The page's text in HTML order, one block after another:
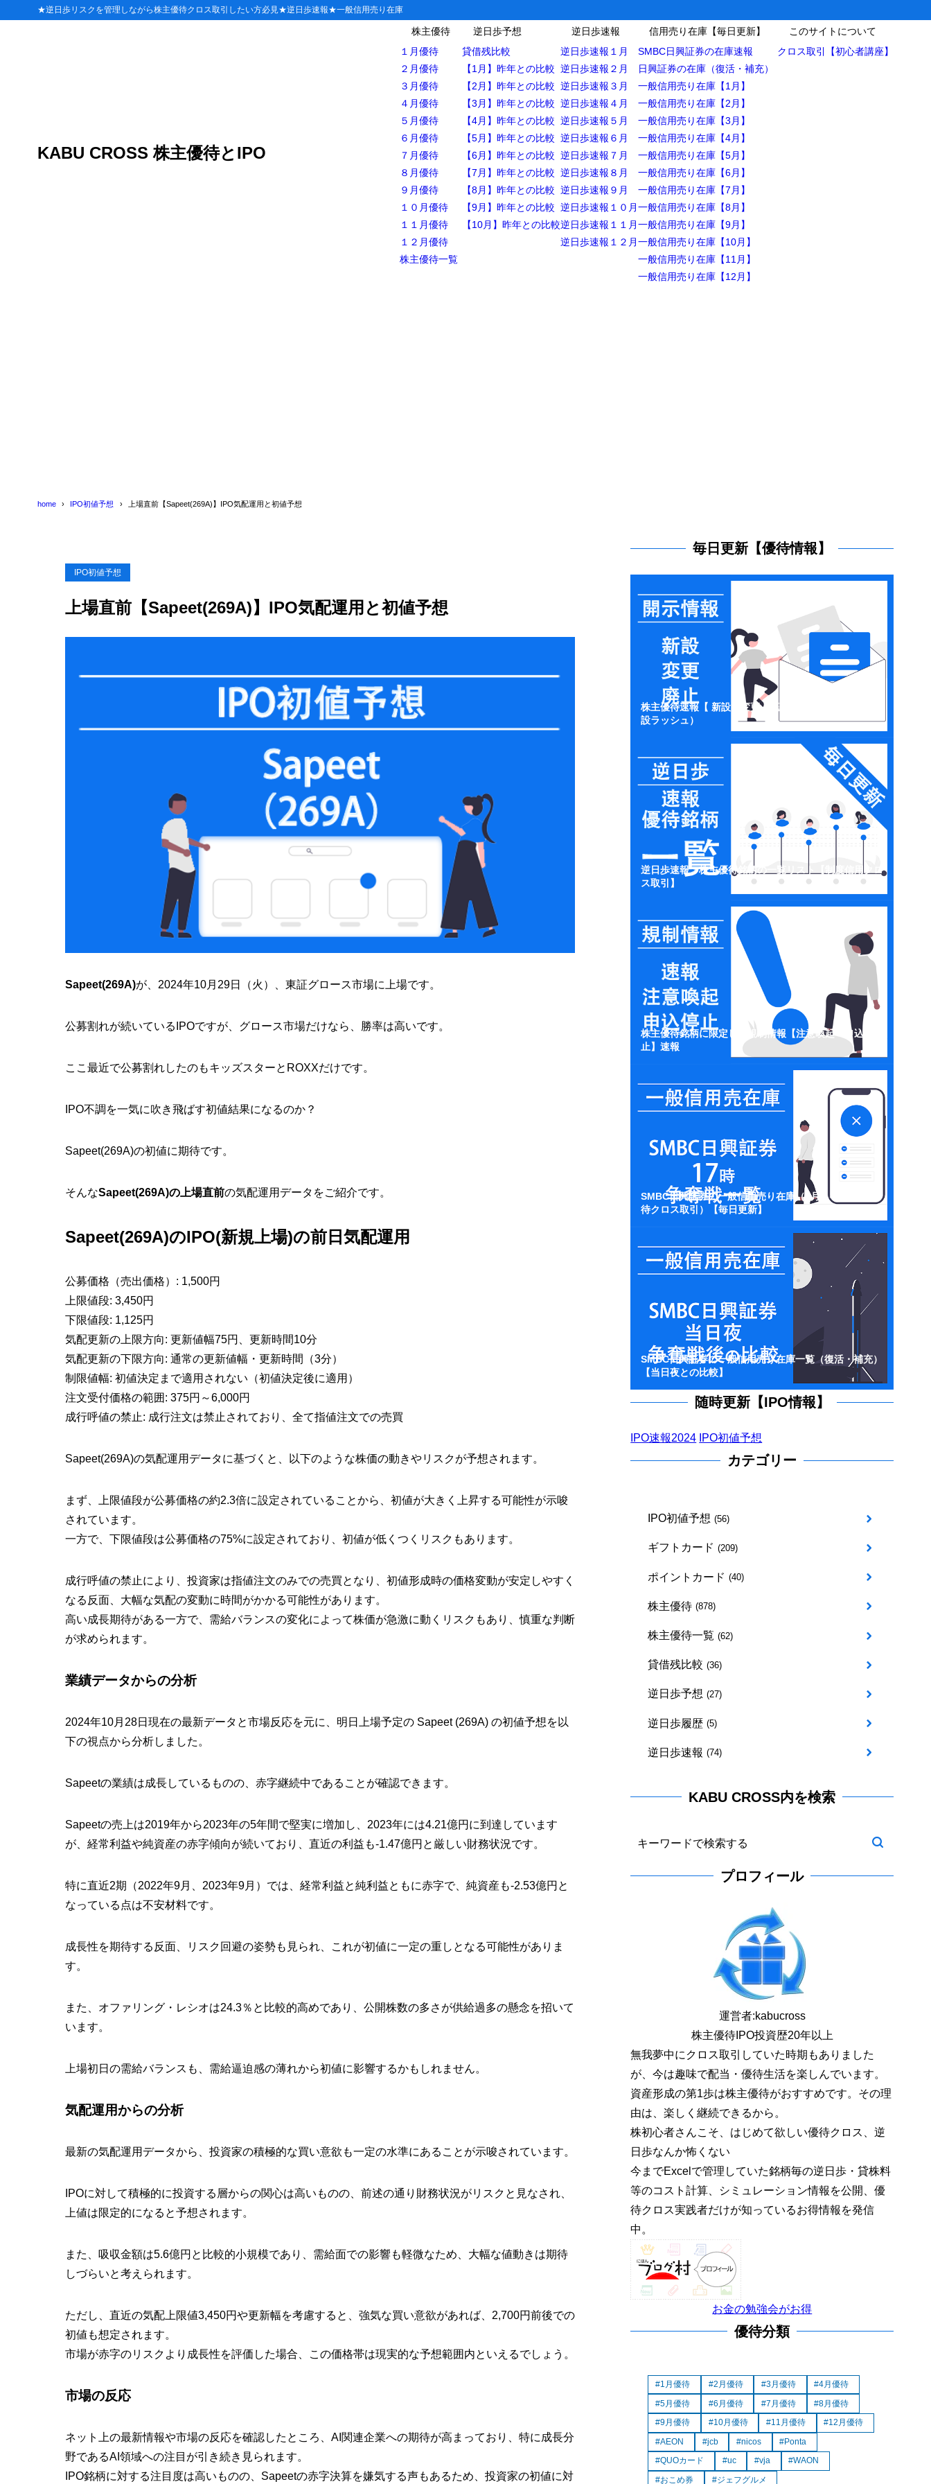
★逆日歩リスクを管理しながら株主優待クロス取引したい方必見★逆日歩速報★一般信用売り在庫
KABU CROSS 株主優待とIPO
株主優待
１月優待
２月優待
３月優待
４月優待
５月優待
６月優待
７月優待
８月優待
９月優待
１０月優待
１１月優待
１２月優待
株主優待一覧
逆日歩予想
貸借残比較
【1月】昨年との比較
【2月】昨年との比較
【3月】昨年との比較
【4月】昨年との比較
【5月】昨年との比較
【6月】昨年との比較
【7月】昨年との比較
【8月】昨年との比較
【9月】昨年との比較
【10月】昨年との比較
逆日歩速報
逆日歩速報１月
逆日歩速報２月
逆日歩速報３月
逆日歩速報４月
逆日歩速報５月
逆日歩速報６月
逆日歩速報７月
逆日歩速報８月
逆日歩速報９月
逆日歩速報１０月
逆日歩速報１１月
逆日歩速報１２月
信用売り在庫【毎日更新】
SMBC日興証券の在庫速報
日興証券の在庫（復活・補充）
一般信用売り在庫【1月】
一般信用売り在庫【2月】
一般信用売り在庫【3月】
一般信用売り在庫【4月】
一般信用売り在庫【5月】
一般信用売り在庫【6月】
一般信用売り在庫【7月】
一般信用売り在庫【8月】
一般信用売り在庫【9月】
一般信用売り在庫【10月】
一般信用売り在庫【11月】
一般信用売り在庫【12月】
このサイトについて
クロス取引【初心者講座】
home IPO初値予想 上場直前【Sapeet(269A)】IPO気配運用と初値予想
IPO初値予想
上場直前【Sapeet(269A)】IPO気配運用と初値予想
Sapeet(269A)が、2024年10月29日（火）、東証グロース市場に上場です。
公募割れが続いているIPOですが、グロース市場だけなら、勝率は高いです。
ここ最近で公募割れしたのもキッズスターとROXXだけです。
IPO不調を一気に吹き飛ばす初値結果になるのか？
Sapeet(269A)の初値に期待です。
そんなSapeet(269A)の上場直前の気配運用データをご紹介です。
Sapeet(269A)のIPO(新規上場)の前日気配運用
公募価格（売出価格） : 1,500円
上限値段: 3,450円
下限値段: 1,125円
気配更新の上限方向: 更新値幅75円
、更新時間10分
気配更新の下限方向: 通常の更新値幅・更新時間（3分）
制限値幅: 初値決定まで適用されない（初値決定後に適用）
注文受付価格の範囲 : 375円～6,000円
成行呼値の禁止: 成行注文は禁止されており、全て指値注文での売買
Sapeet(269A)の気配運用データに基づくと、以下のような株価の動きやリスクが予想されます。
まず、上限値段が公募価格の約2.3倍に設定されていることから、初値が大きく上昇する可能性が示唆
されています。
一方で、下限値段は公募価格の75%に設定されており、初値が低くつくリスクもあります。
成行呼値の禁止により、投資家は指値注文のみでの売買となり、初値形成時の価格変動が安定しやすく
なる反面、大幅な気配の変動に時間がかかる可能性があります。
高い成長期待がある一方で、需給バランスの変化によって株価が急激に動くリスクもあり、慎重な判断
が求められます。
業績データからの分析
2024年10月28日現在の最新データと市場反応を元に、明日上場予定の Sapeet (269A)の初値予想を以
下の視点から分析しました。
Sapeetの業績は成長しているものの、 赤字継続中であることが確認できます。
Sapeetの売上は2019年から2023年の5年間で堅実に増加し、2023年には4.21億円に到達しています
が、経常利益や純資産の赤字傾向が続いており、直近の利益も-1.47億円 と厳しい財務状況です。
特に直近2期（2022年9月、2023年9月）では、 経常利益と純利益ともに赤字で、純資産も-2.53億円 と
なっている点は不安材料です。
成長性を期待する反面、リスク回避の姿勢も見られ、これが初値に一定の重しとなる可能性がありま
す。
また、 オファリング・レシオは24.3％ と比較的高めであり、公開株数の多さが供給過多の懸念を招いて
います。
上場初日の需給バランスも、需給逼迫感の薄れから初値に影響するかもしれません。
気配運用からの分析
最新の気配運用データから、投資家の積極的な買い意欲も一定の水準にあることが示唆されています。
IPOに対して積極的に投資する層からの関心は高いものの、前述の通り財務状況がリスクと見なされ、
上値は限定的になると予想されます。
また、 吸収金額は5.6億円 と比較的小規模であり、需給面での影響も軽微なため、大幅な値動きは期待
しづらいと考えられます。
ただし、直近の気配上限値3,450円や更新幅を考慮すると、 強気な買い意欲があれば、2,700円前後での
初値も想定されます。
市場が赤字のリスクより成長性を評価した場合、この価格帯は現実的な予想範囲内といえるでしょう。
市場の反応
ネット上の最新情報や市場の反応を確認したところ、AI関連企業への期待が高まっており、特に成長分
野であるAI領域への注目が引き続き見られます。
IPO銘柄に対する注目度は高いものの、Sapeetの赤字決算を嫌気する声もあるため、投資家の初値に対
毎日更新【優待情報】
株主優待速報【 新設・変更・廃止】開示情報一覧（新
設ラッシュ）
逆日歩速報：株主優待銘柄の一覧リスト【制度信用クロ
ス取引】
株主優待銘柄に限定した規制情報【注意喚起・申込停
止】速報
SMBC日興証券の一般信用売り在庫（3月・4月・5月優
待クロス取引）【毎日更新】
SMBC日興証券の一般信用売り在庫一覧（復活・補充）
【当日夜との比較】
随時更新【IPO情報】
IPO速報2024 IPO初値予想
カテゴリー
IPO初値予想 (56)
ギフトカード (209)
ポイントカード (40)
株主優待 (878)
株主優待一覧 (62)
貸借残比較 (36)
逆日歩予想 (27)
逆日歩履歴 (5)
逆日歩速報 (74)
KABU CROSS内を検索
プロフィール
運営者:kabucross
株主優待IPO投資歴20年以上
無我夢中にクロス取引していた時期もありました
が、今は趣味で配当・優待生活を楽しんでいます。
資産形成の第1歩は株主優待がおすすめです。その理
由は、楽しく継続できるから。
株初心者さんこそ、はじめて欲しい優待クロス、逆
日歩なんか怖くない
今までExcelで管理していた銘柄毎の逆日歩・貸株料
等のコスト計算、シミュレーション情報を公開、優
待クロス実践者だけが知っているお得情報を発信
中。
お金の勉強会がお得
優待分類
1月優待 2月優待 3月優待
4月優待
5月優待
6月優待 7月優待
8月優待
9月優待
10月優待 11月優待
12月優待
AEON
jcb nicos
Ponta
QUOカード
uc vja
WAON
おこめ券
ジェフグルメ
Sapeet(269A)のIPO(新規上場)の前日気配運用
1.2
上場直前・気配運用データ後の初値予想の結論